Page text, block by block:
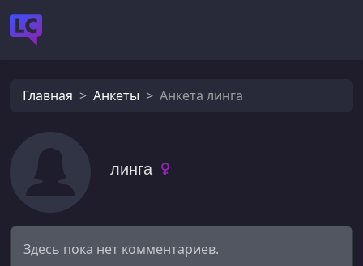
Главная Анкеты Анкета линга
линга
Здесь пока нет комментариев.